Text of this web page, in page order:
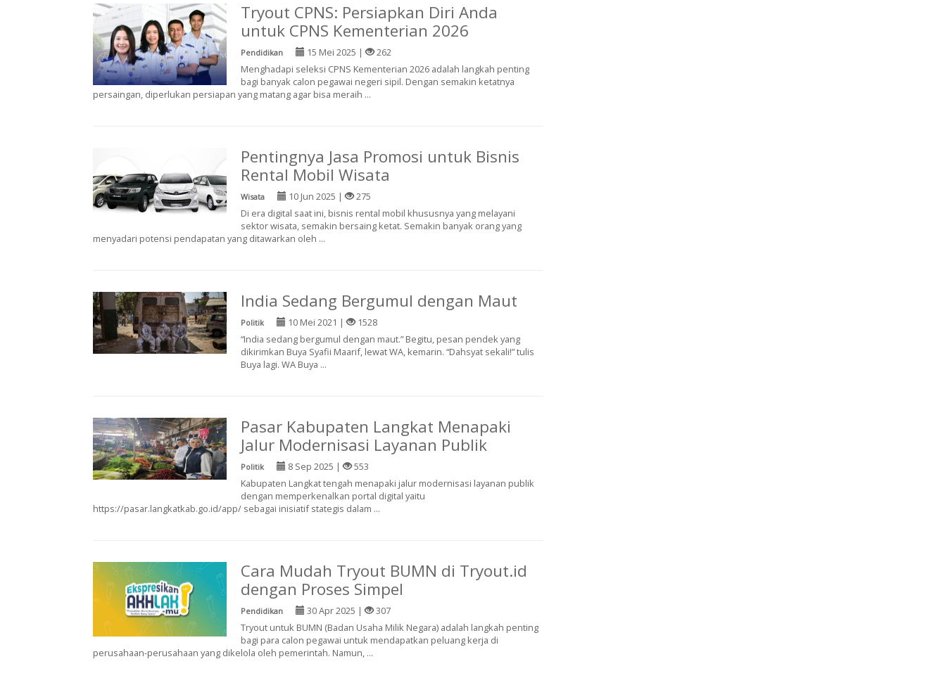
Tryout CPNS: Persiapkan Diri Anda
untuk CPNS Kementerian 2026
Pendidikan 15 Mei 2025 |
262
Menghadapi seleksi CPNS Kementerian 2026 adalah langkah penting
bagi banyak calon pegawai negeri sipil. Dengan semakin ketatnya
persaingan, diperlukan persiapan yang matang agar bisa meraih ...
Pentingnya Jasa Promosi untuk Bisnis
Rental Mobil Wisata
Wisata 10 Jun 2025 |
275
Di era digital saat ini, bisnis rental mobil khususnya yang melayani
sektor wisata, semakin bersaing ketat. Semakin banyak orang yang
menyadari potensi pendapatan yang ditawarkan oleh ...
India Sedang Bergumul dengan Maut
Politik 10 Mei 2021 |
1528
“India sedang bergumul dengan maut.” Begitu, pesan pendek yang
dikirimkan Buya Syafii Maarif, lewat WA, kemarin. “Dahsyat sekali!” tulis
Buya lagi. WA Buya ...
Pasar Kabupaten Langkat Menapaki
Jalur Modernisasi Layanan Publik
Politik 8 Sep 2025 |
553
Kabupaten Langkat tengah menapaki jalur modernisasi layanan publik
dengan memperkenalkan portal digital yaitu
https://pasar.langkatkab.go.id/app/ sebagai inisiatif stategis dalam ...
Cara Mudah Tryout BUMN di Tryout.id
dengan Proses Simpel
Pendidikan 30 Apr 2025 |
307
Tryout untuk BUMN (Badan Usaha Milik Negara) adalah langkah penting
bagi para calon pegawai untuk mendapatkan peluang kerja di
perusahaan-perusahaan yang dikelola oleh pemerintah. Namun, ...